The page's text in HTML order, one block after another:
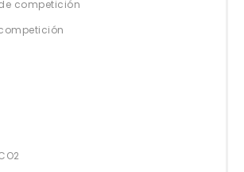
competición